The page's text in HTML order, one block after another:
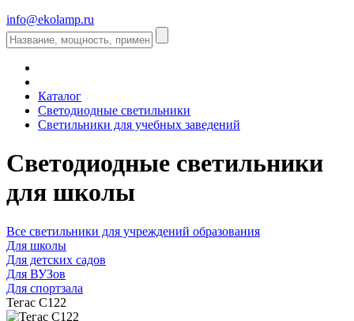
info@ekolamp.ru
Каталог
Светодиодные светильники
Светильники для учебных заведений
Светодиодные светильники
для школы
Все светильники для учреждений образования
Для школы
Для детских садов
Для ВУЗов
Для спортзала
Тегас С122